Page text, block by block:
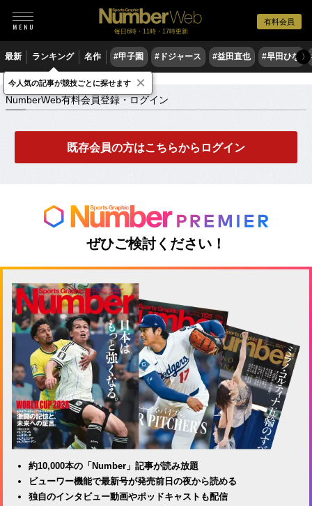
有料会員
毎日6時・11時・17時更新
最新 ランキング 名作 #甲子園 #ドジャース #益田直也 #早田ひな 〉
NumberWeb有料会員登録・ログイン
NumberWeb有料会員登録・ログイン
既存会員の方はこちらからログイン
ぜひご検討ください！
約10,000本の「Number」記事が読み放題
ビューワー機能で最新号が発売前日の夜から読める
独自のインタビュー動画やポッドキャストも配信
今人気の記事が競技ごとに探せます ×